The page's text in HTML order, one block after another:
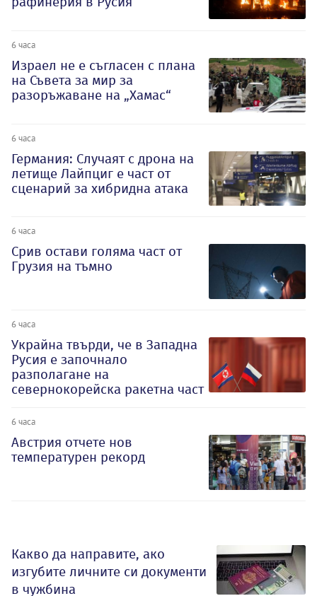
6 часа
Израел не е съгласен с плана
на Съвета за мир за
разоръжаване на „Хамас“
6 часа
Германия: Случаят с дрона на
летище Лайпциг е част от
сценарий за хибридна атака
6 часа
Срив остави голяма част от
Грузия на тъмно
6 часа
Украйна твърди, че в Западна
Русия е започнало
разполагане на
севернокорейска ракетна част
6 часа
Австрия отчете нов
температурен рекорд
Какво да направите, ако
изгубите личните си документи
в чужбина